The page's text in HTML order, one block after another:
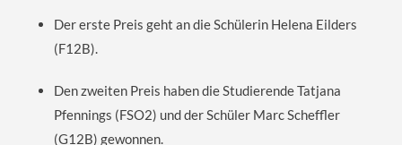
Der erste Preis geht an die Schülerin Helena Eilders
(F12B).
Den zweiten Preis haben die Studierende Tatjana
Pfennings (FSO2) und der Schüler Marc Scheffler
(G12B) gewonnen.